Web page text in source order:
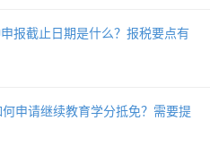
报截止日期是什么？报税要点有
申请继续教育学分抵免？需要提